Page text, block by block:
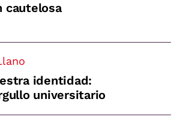
cautelosa
identidad:
universitario